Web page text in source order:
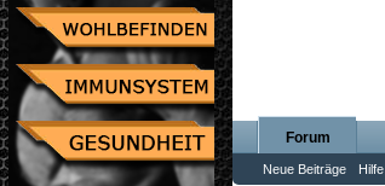
Forum
Neue Beiträge Hilfe